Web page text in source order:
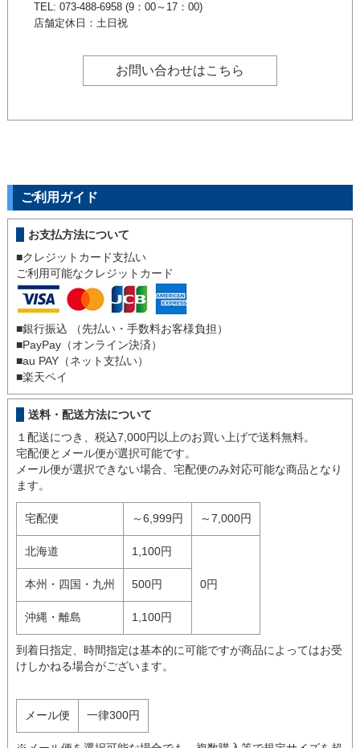
TEL: 073-488-6958 (9：00～17：00)
店舗定休日：土日祝
お問い合わせはこちら
ご利用ガイド
お支払方法について
■クレジットカード支払い
ご利用可能なクレジットカード
■銀行振込 （先払い・手数料お客様負担）
■PayPay（オンライン決済）
■au PAY（ネット支払い）
■楽天ペイ
送料・配送方法について
１配送につき、税込7,000円以上のお買い上げで送料無料。
宅配便とメール便が選択可能です。
メール便が選択できない場合、宅配便のみ対応可能な商品となり
ます。
宅配便 ～6,999円 ～7,000円
北海道 1,100円
0円
本州・四国・九州 500円
沖縄・離島 1,100円
到着日指定、時間指定は基本的に可能ですが商品によってはお受
けしかねる場合がございます。
メール便 一律300円